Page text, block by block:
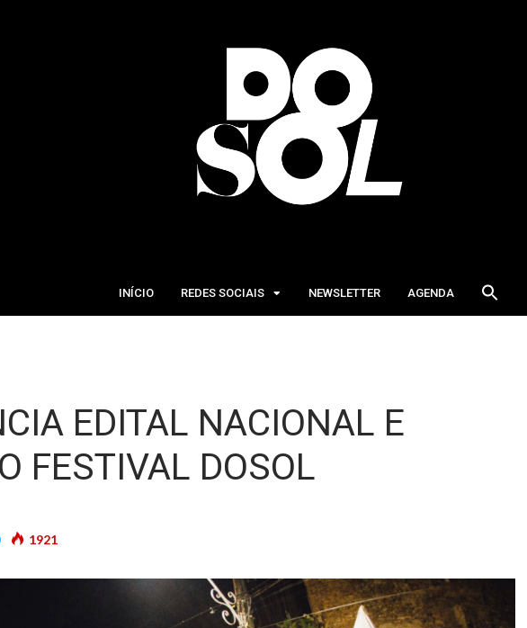
INÍCIO REDES SOCIAIS NEWSLETTER AGENDA
EDITAL NACIONAL E
FESTIVAL DOSOL
1921